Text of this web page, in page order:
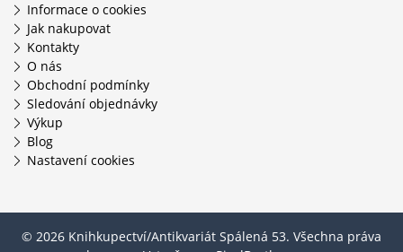
Informace o cookies
Jak nakupovat
Kontakty
O nás
Obchodní podmínky
Sledování objednávky
Výkup
Blog
Nastavení cookies
© 2026 Knihkupectví/Antikvariát Spálená 53. Všechna práva